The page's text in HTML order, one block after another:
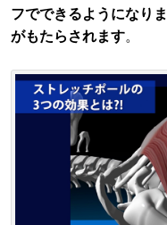
フでできるようになり
がもたらされます。